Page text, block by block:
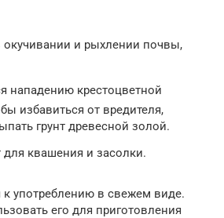
окучивании и рыхлении почвы,
нападению крестоцветной
избавиться от вредителя,
грунт древесной золой.
для квашения и засолки.
к употреблению в свежем виде.
его для приготовления